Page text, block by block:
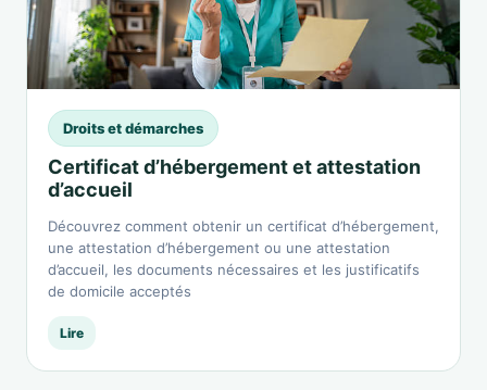
Droits et démarches
Certificat d’hébergement et attestation
d’accueil
Découvrez comment obtenir un certificat d’hébergement,
une attestation d’hébergement ou une attestation
d’accueil, les documents nécessaires et les justificatifs
de domicile acceptés
Lire